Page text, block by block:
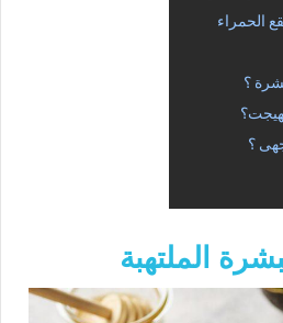
الحمراء
؟
؟
الملتهبة